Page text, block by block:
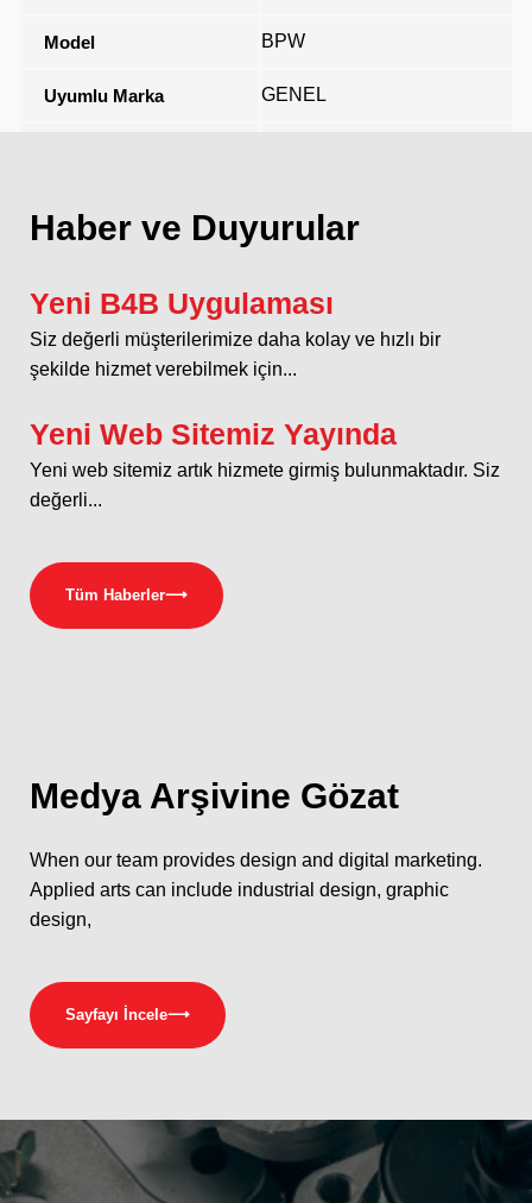
Model BPW
Uyumlu Marka GENEL
Haber ve Duyurular
Yeni B4B Uygulaması
Siz değerli müşterilerimize daha kolay ve hızlı bir
şekilde hizmet verebilmek için...
Yeni Web Sitemiz Yayında
Yeni web sitemiz artık hizmete girmiş bulunmaktadır. Siz
değerli...
Tüm Haberler⟶
Medya Arşivine Gözat
When our team provides design and digital marketing.
Applied arts can include industrial design, graphic
design,
Sayfayı İncele⟶